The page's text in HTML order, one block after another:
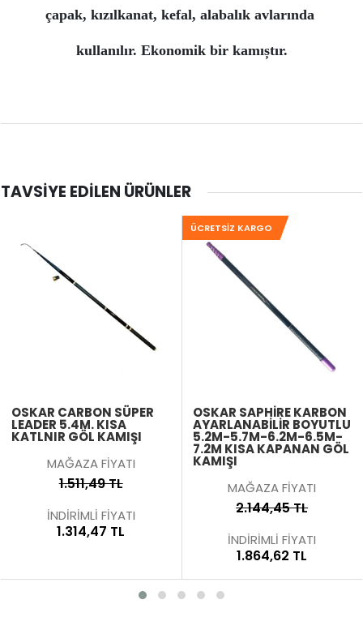
çapak, kızılkanat, kefal, alabalık avlarında
kullanılır. Ekonomik bir kamıștır.
TAVSIYE EDILEN ÜRÜNLER
OSKAR CARBON SÜPER
LEADER 5.4M. KISA
KATLNIR GÖL KAMIŞI
MAĞAZA FİYATI
1.511,49 TL
İNDİRİMLİ FİYATI
1.314,47 TL
ÜCRETSIZ KARGO
OSKAR SAPHIRE KARBON
AYARLANABILIR BOYUTLU
5.2M-5.7M-6.2M-6.5M-
7.2M KISA KAPANAN GÖL
KAMIŞI
MAĞAZA FİYATI
2.144,45 TL
İNDİRİMLİ FİYATI
1.864,62 TL